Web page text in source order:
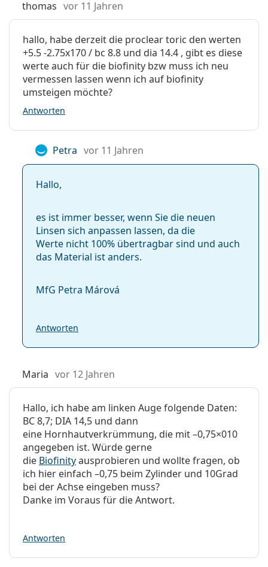
thomas vor 11 Jahren
hallo, habe derzeit die proclear toric den werten
+5.5 -2.75x170 / bc 8.8 und dia 14.4 , gibt es diese
werte auch für die biofinity bzw muss ich neu
vermessen lassen wenn ich auf biofinity
umsteigen möchte?
Antworten
Petra vor 11 Jahren
Hallo,
es ist immer besser, wenn Sie die neuen
Linsen sich anpassen lassen, da die
Werte nicht 100% übertragbar sind und auch
das Material ist anders.
MfG Petra Márová
Antworten
Maria vor 12 Jahren
Hallo, ich habe am linken Auge folgende Daten:
BC 8,7; DIA 14,5 und dann
eine Hornhautverkrümmun­g, die mit –0,75×010
angegeben ist. Würde gerne
die Biofinityausprobieren und wollte fragen, ob
ich hier einfach –0,75 beim Zylinder und 10Grad
bei der Achse eingeben muss?
Danke im Voraus für die Antwort.
Antworten